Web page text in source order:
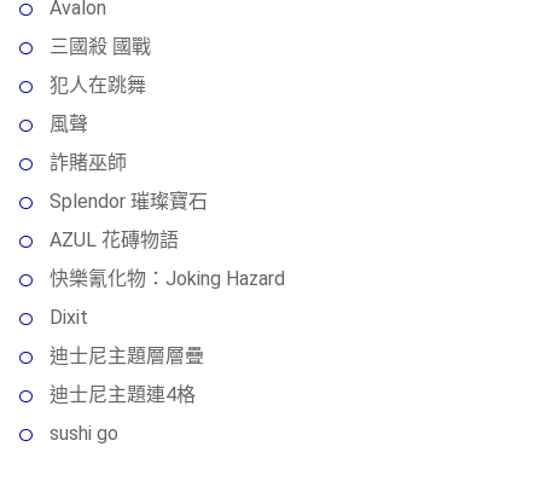
Avalon
三國殺 國戰
犯人在跳舞
風聲
詐賭巫師
Splendor 璀璨寶石
AZUL 花磚物語
快樂氰化物：Joking Hazard
Dixit
迪士尼主題層層疊
迪士尼主題連4格
sushi go